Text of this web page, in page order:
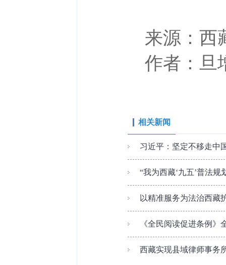
来源：西
作者：旦
相关新闻
习近平：坚定不移走中
“我为西藏‘九五’普法规
以精准服务为法治西
《全民阅读促进条例》
西藏实现县域律师事务